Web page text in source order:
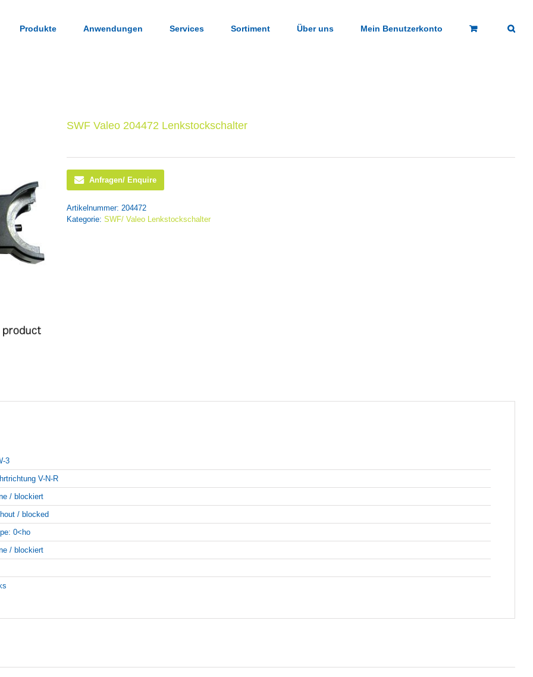
Produkte Anwendungen Services Sortiment Über uns Mein Benutzerkonto
SWF Valeo 204472 Lenkstockschalter
Anfragen/ Enquire
Artikelnummer: 204472
Kategorie: SWF/ Valeo Lenkstockschalter
3
V-N-R
/ blockiert
/ blocked
0<ho
/ blockiert